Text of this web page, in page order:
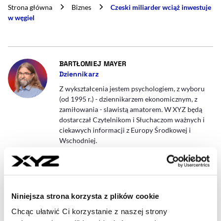
Niniejsza strona korzysta z plików cookie
Chcąc ułatwić Ci korzystanie z naszej strony
Strona główna Biznes
Czeski miliarder wciąż inwestuje
w węgiel
BARTŁOMIEJ MAYER- AUTOR ARTYKUŁU - PROFIL
Dziennikarz
Z wykształcenia jestem psychologiem, z wyboru
(od 1995 r.) - dziennikarzem ekonomicznym, z
zamiłowania - slawistą amatorem. W XYZ będą
dostarczał Czytelnikom i Słuchaczom ważnych i
ciekawych informacji z Europy Środkowej i
Wschodniej.